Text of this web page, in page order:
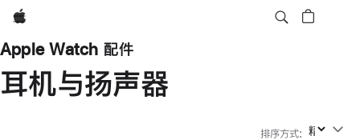
Apple
Apple Watch 配件
耳机与扬声器
排序方式: 排序方式